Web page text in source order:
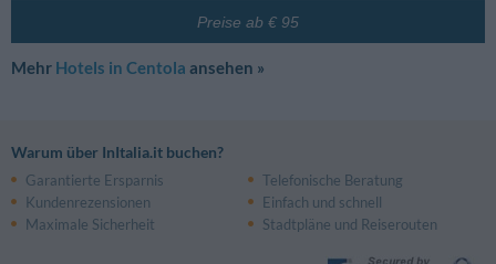
Preise ab € 95
Mehr Hotels in Centola ansehen »
Warum über InItalia.it buchen?
Garantierte Ersparnis
Telefonische Beratung
Kundenrezensionen
Einfach und schnell
Maximale Sicherheit
Stadtpläne und Reiserouten